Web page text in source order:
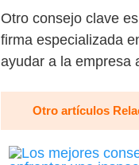
Otro consejo clave
firma especializada
ayudar a la empresa
Otro artículos